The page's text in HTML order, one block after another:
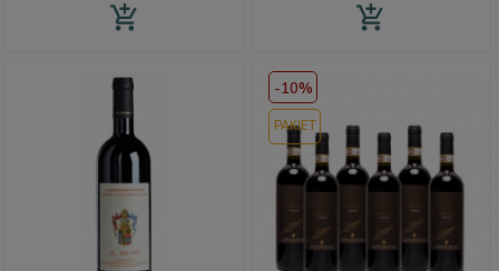
add_shopping_cart add_shopping_cart
-10%
PAKIET